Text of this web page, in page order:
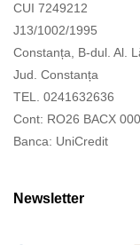
CUI 7249212
J13/1002/1995
Constanța, B-dul. Al.
Jud. Constanța
TEL. 0241632636
Cont: RO26 BACX
Banca: UniCredit
Newsletter